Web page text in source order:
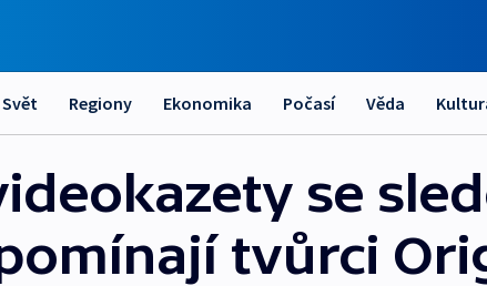
Svět Regiony Ekonomika Počasí Věda
se
tvůrci